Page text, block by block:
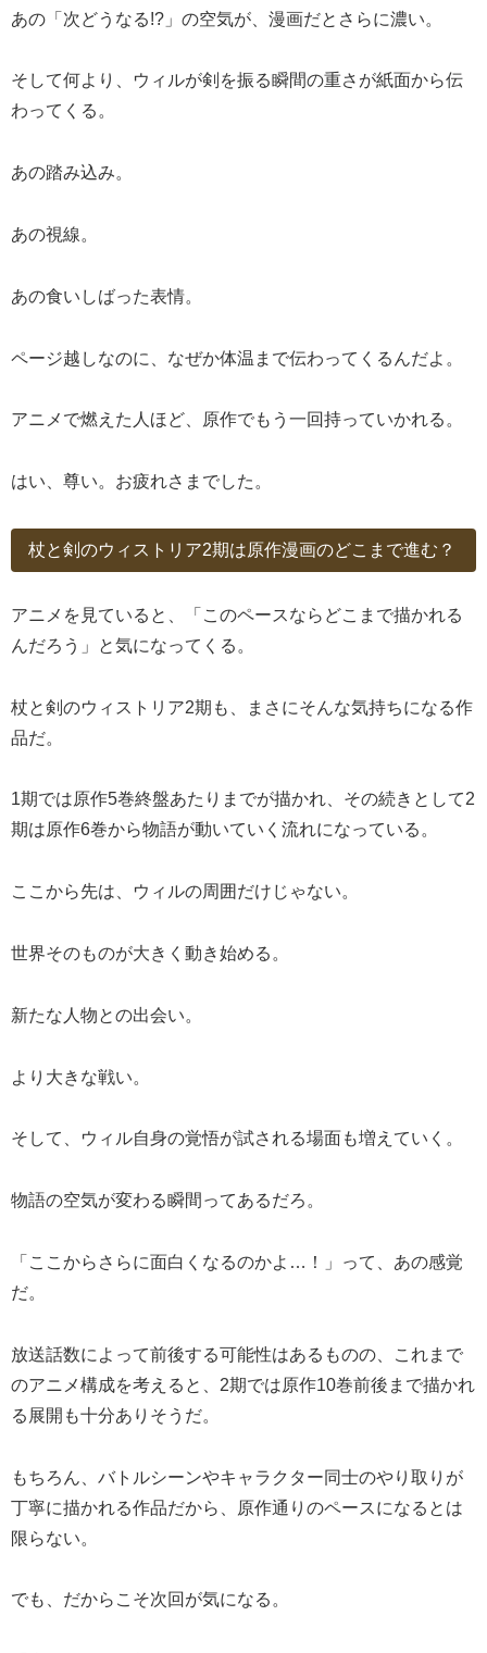
あの「次どうなる!?」の空気が、漫画だとさらに濃い。
そして何より、ウィルが剣を振る瞬間の重さが紙面から伝
わってくる。
あの踏み込み。
あの視線。
あの食いしばった表情。
ページ越しなのに、なぜか体温まで伝わってくるんだよ。
アニメで燃えた人ほど、原作でもう一回持っていかれる。
はい、尊い。お疲れさまでした。
杖と剣のウィストリア2期は原作漫画のどこまで進む？
アニメを見ていると、「このペースならどこまで描かれる
んだろう」と気になってくる。
杖と剣のウィストリア2期も、まさにそんな気持ちになる作
品だ。
1期では原作5巻終盤あたりまでが描かれ、その続きとして2
期は原作6巻から物語が動いていく流れになっている。
ここから先は、ウィルの周囲だけじゃない。
世界そのものが大きく動き始める。
新たな人物との出会い。
より大きな戦い。
そして、ウィル自身の覚悟が試される場面も増えていく。
物語の空気が変わる瞬間ってあるだろ。
「ここからさらに面白くなるのかよ…！」って、あの感覚
だ。
放送話数によって前後する可能性はあるものの、これまで
のアニメ構成を考えると、2期では原作10巻前後まで描かれ
る展開も十分ありそうだ。
もちろん、バトルシーンやキャラクター同士のやり取りが
丁寧に描かれる作品だから、原作通りのペースになるとは
限らない。
でも、だからこそ次回が気になる。